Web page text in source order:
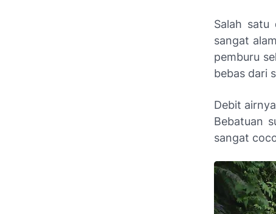
Salah satu
sangat
pemburu
bebas dari
Debit
Bebatuan
sangat